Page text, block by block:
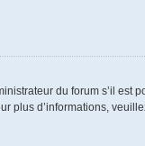
du forum s’il est
plus d’informations,